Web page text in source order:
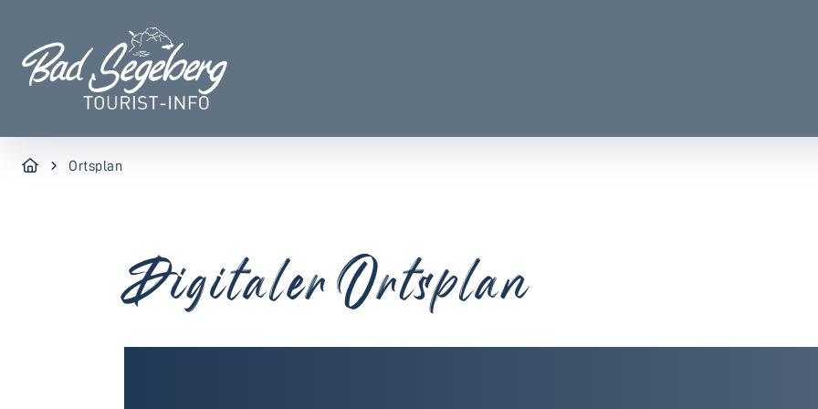
Ortsplan
Digitaler Ortsplan